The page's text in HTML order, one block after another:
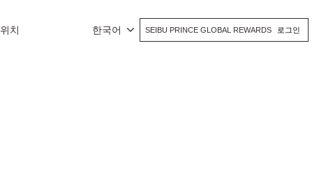
위치 한국어 SEIBU PRINCE GLOBAL REWARDS 로그인